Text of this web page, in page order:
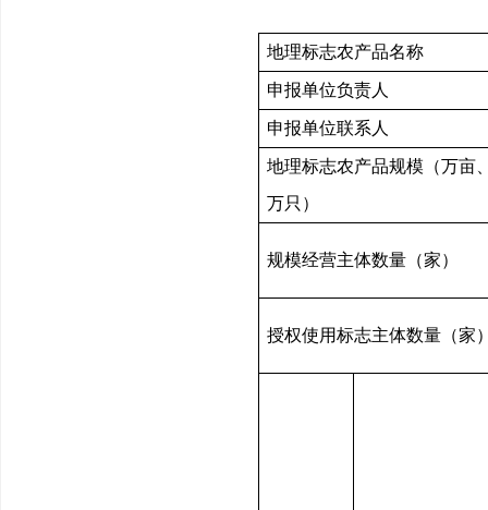
地理标志农产品名称
申报单位负责人
申报单位联系人
地理标志农产品规模（万亩
万只）
规模经营主体数量（家）
授权使用标志主体数量（家